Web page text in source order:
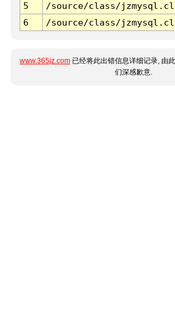
5
/source/class/
6
/source/class/
www.365jz.com 已经将此出错信息详细记录, 由
们深感歉意.